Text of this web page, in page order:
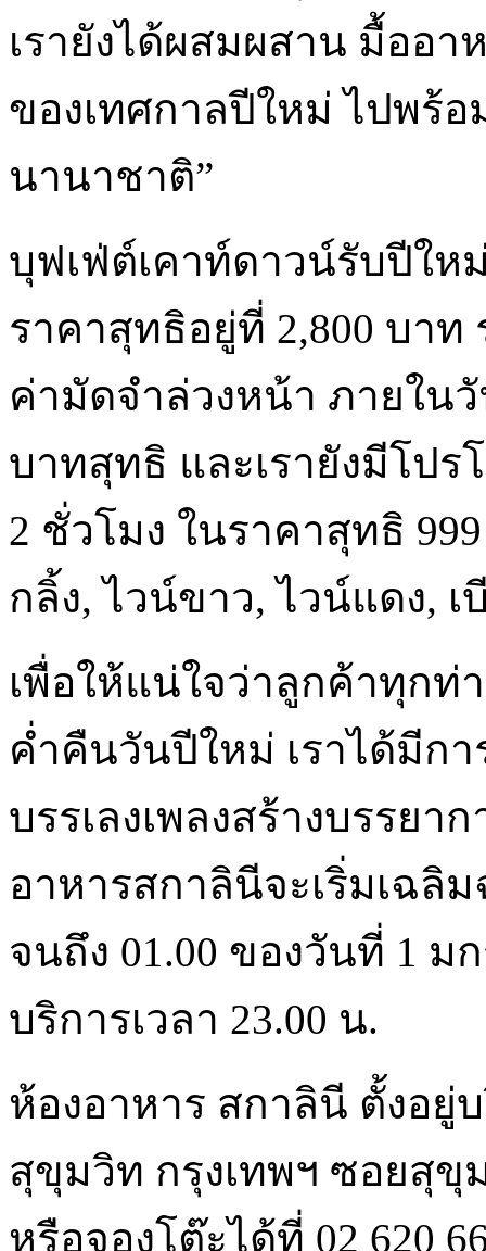
เรายังได้ผสมผสาน มื้ออ
ของเทศกาลปีใหม่ ไปพร้
นานาชาติ”
บุฟเฟ่ต์เคาท์ดาวน์รับปีให
ราคาสุทธิอยู่ที่ 2,800 บา
ค่ามัดจำล่วงหน้า ภายในวั
บาทสุทธิ และเรายังมีโป
2 ชั่วโมง ในราคาสุทธิ
กลิ้ง, ไวน์ขาว, ไวน์แดง,
เพื่อให้แน่ใจว่าลูกค้าทุก
ค่ำคืนวันปีใหม่ เราได้มีก
บรรเลงเพลงสร้างบรรย
อาหารสกาลินีจะเริ่มเฉลิ
จนถึง 01.00 ของวันที่ 1 ม
บริการเวลา 23.00 น.
ห้องอาหาร สกาลินี ตั้งอยู่
สุขุมวิท กรุงเทพฯ ซอยสุขุ
หรือจองโต๊ะได้ที่ 02 620